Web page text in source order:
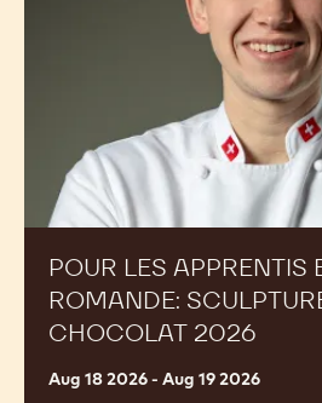
POUR LES APPRENTIS
ROMANDE:
CHOCOLAT 2026
Aug 18 2026 - Aug 19 2026